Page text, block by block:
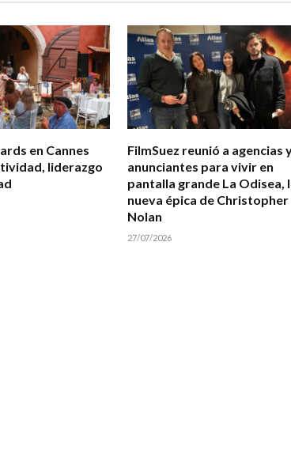
en Cannes
liderazgo
FilmSuez reunió a agencias
anunciantes para vivir en
pantalla grande La Odisea,
nueva épica de Christopher
Nolan
27/07/2026